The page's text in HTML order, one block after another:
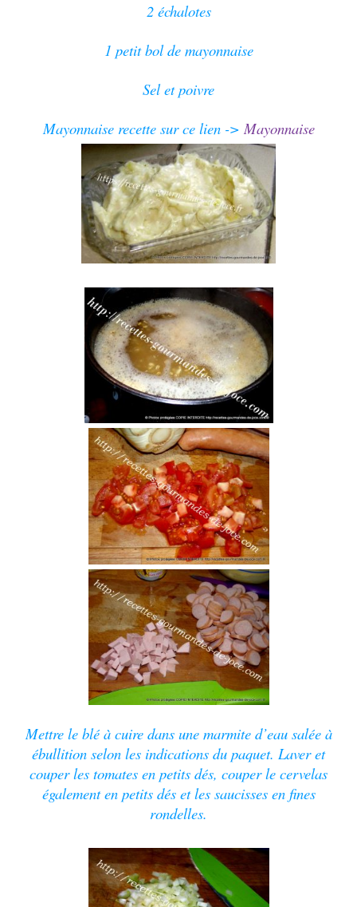
2 échalotes
1 petit bol de mayonnaise
Sel et poivre
Mayonnaise recette sur ce lien -> Mayonnaise
Mettre le blé à cuire dans une marmite d’eau salée à
ébullition selon les indications du paquet. Laver et
couper les tomates en petits dés, couper le cervelas
également en petits dés et les saucisses en fines
rondelles.